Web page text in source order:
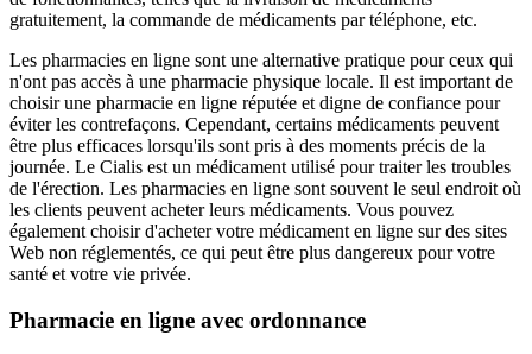
gratuitement, la commande de médicaments par téléphone, etc.
Les pharmacies en ligne sont une alternative pratique pour ceux qui
n'ont pas accès à une pharmacie physique locale. Il est important de
choisir une pharmacie en ligne réputée et digne de confiance pour
éviter les contrefaçons. Cependant, certains médicaments peuvent
être plus efficaces lorsqu'ils sont pris à des moments précis de la
journée. Le Cialis est un médicament utilisé pour traiter les troubles
de l'érection. Les pharmacies en ligne sont souvent le seul endroit où
les clients peuvent acheter leurs médicaments. Vous pouvez
également choisir d'acheter votre médicament en ligne sur des sites
Web non réglementés, ce qui peut être plus dangereux pour votre
santé et votre vie privée.
Pharmacie en ligne avec ordonnance